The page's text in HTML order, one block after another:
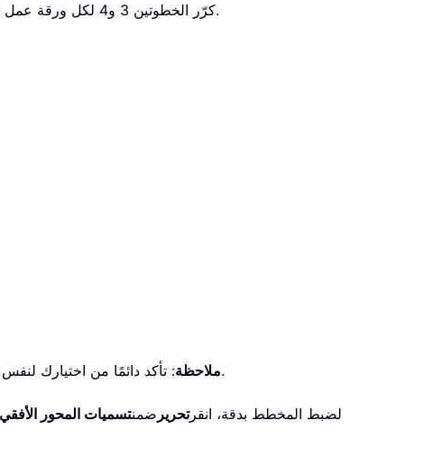
5. كرّر الخطوتين 3 و4 لكل ورقة عمل ترغب في تضمينها في المخطط. بعد إضافة جميع السلاسل، ستجدها مدرجة تحتفي مربع الحوار.
ملاحظة: تأكد دائمًا من اختيارك لنفس هيكل نطاق الخلايا في كل ورقة؛ إذ قد يؤدي أي عدم اتساق إلى جعل المخطط مضلّلًا أو يُسبب مشكلات في المحاذاة.
6. لضبط المخطط بدقة، انقرتحرير ضمنتسميات المحور